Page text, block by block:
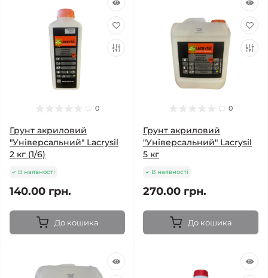
0
Грунт акриловий
"Універсальний" Lacrysil
2 кг (1/6)
В наявності
140.00 грн.
До кошика
0
Грунт акриловий
"Універсальний" Lacrysil
5 кг
В наявності
270.00 грн.
До кошика